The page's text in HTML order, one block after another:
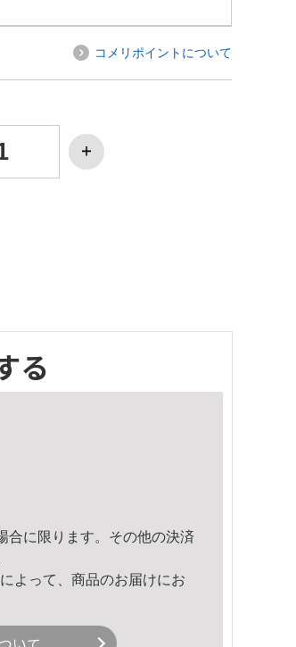
コメリポイントについて
る
合に限ります。その他の決済
よって、商品のお届けにお